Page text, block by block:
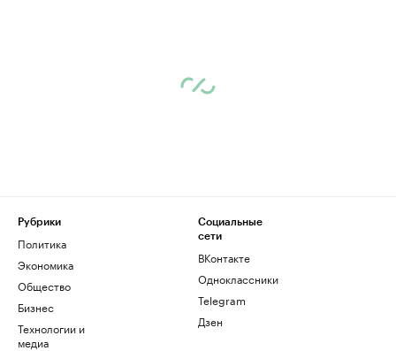
Рубрики
Политика
Экономика
Общество
Бизнес
Технологии и
медиа
Социальные
сети
ВКонтакте
Одноклассники
Telegram
Дзен